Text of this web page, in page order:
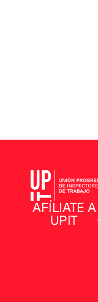
AFÍLIATE A
UPIT